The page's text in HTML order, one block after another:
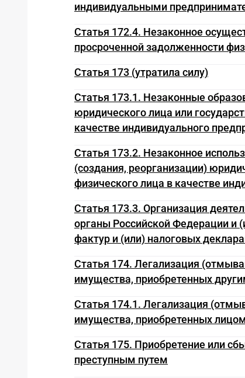
индивидуальными
Статья 172.4. Незаконное
просроченной задолженности
Статья 173 (утратила силу)
Статья 173.1. Незаконные
юридического лица или
качестве индивидуального
Статья 173.2. Незаконное
(создания, реорганизации)
физического лица в качестве
Статья 173.3. Организация
органы Российской Федерации и
фактур и (или) налоговых
Статья 174. Легализация
имущества, приобретенных
Статья 174.1. Легализация
имущества, приобретенных
Статья 175. Приобретение или
преступным путем